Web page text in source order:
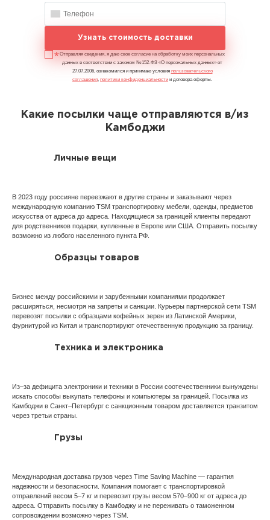
Узнать стоимость доставки
Отправляя сведения, я даю свое согласие на обработку моих персональных
данных в соответствии с законом №152-ФЗ «О персональных данных» от
27.07.2006, ознакомился и принимаю условия пользовательского
соглашения, политики конфиденциальности и договора оферты.
Какие посылки чаще отправляются в/из
Камбоджи
Личные вещи
В 2023 году россияне переезжают в другие страны и заказывают через
международную компанию TSM транспортировку мебели, одежды, предметов
искусства от адреса до адреса. Находящиеся за границей клиенты передают
для родственников подарки, купленные в Европе или США. Отправить посылку
возможно из любого населенного пункта РФ.
Образцы товаров
Бизнес между российскими и зарубежными компаниями продолжает
расширяться, несмотря на запреты и санкции. Курьеры партнерской сети TSM
перевозят посылки с образцами кофейных зерен из Латинской Америки,
фурнитурой из Китая и транспортируют отечественную продукцию за границу.
Техника и электроника
Из–за дефицита электроники и техники в России соотечественники вынуждены
искать способы выкупать телефоны и компьютеры за границей. Посылка из
Камбоджи в Санкт–Петербург с санкционным товаром доставляется транзитом
через третьи страны.
Грузы
Международная доставка грузов через Time Saving Machine — гарантия
надежности и безопасности. Компания помогает с транспортировкой
отправлений весом 5–7 кг и перевозит грузы весом 570–900 кг от адреса до
адреса. Отправить посылку в Камбоджу и не переживать о таможенном
сопровождении возможно через TSM.